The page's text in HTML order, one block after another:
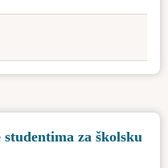
za školsku